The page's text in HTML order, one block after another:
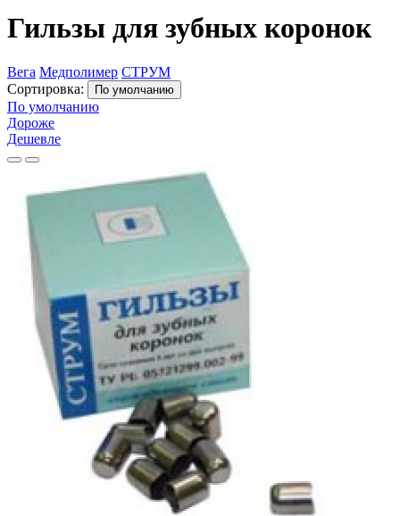
Гильзы для зубных коронок
Вега Медполимер СТРУМ
Сортировка:
По умолчанию
По умолчанию
Дороже
Дешевле